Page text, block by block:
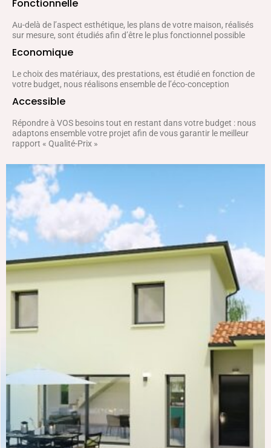
Fonctionnelle
Au-delà de l’aspect esthétique, les plans de votre maison, réalisés
sur mesure, sont étudiés afin d’être le plus fonctionnel possible
Economique
Le choix des matériaux, des prestations, est étudié en fonction de
votre budget, nous réalisons ensemble de l’éco-conception
Accessible
Répondre à VOS besoins tout en restant dans votre budget : nous
adaptons ensemble votre projet afin de vous garantir le meilleur
rapport « Qualité-Prix »